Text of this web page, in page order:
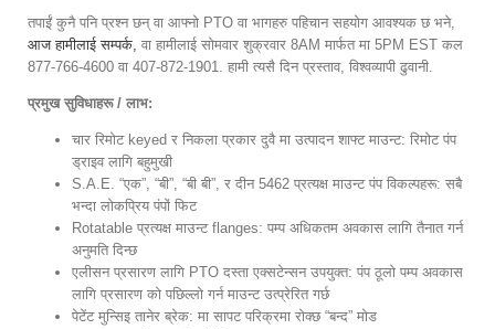
तपाईं कुनै पनि प्रश्न छन् वा आफ्नो PTO वा भागहरु पहिचान सहयोग आवश्यक छ भने,
आज हामीलाई सम्पर्क, वा हामीलाई सोमवार शुक्रवार 8AM मार्फत मा 5PM EST कल
877-766-4600 वा 407-872-1901. हामी त्यसै दिन प्रस्ताव, विश्वव्यापी ढुवानी.
प्रमुख सुविधाहरू / लाभ:
चार रिमोट keyed र निकला प्रकार दुवै मा उत्पादन शाफ्ट माउन्ट: रिमोट पंप
ड्राइव लागि बहुमुखी
S.A.E. “एक”, “बी”, “बी बी”, र दीन 5462 प्रत्यक्ष माउन्ट पंप विकल्पहरू: सबै
भन्दा लोकप्रिय पंपों फिट
Rotatable प्रत्यक्ष माउन्ट flanges: पम्प अधिकतम अवकास लागि तैनात गर्न
अनुमति दिन्छ
एलीसन प्रसारण लागि PTO दस्ता एक्सटेन्सन उपयुक्त: पंप ठूलो पम्प अवकास
लागि प्रसारण को पछिल्लो गर्न माउन्ट उत्प्रेरित गर्छ
पेटेंट मुन्सिइ तानेर ब्रेक: मा सापट परिक्रमा रोक्छ “बन्द” मोड